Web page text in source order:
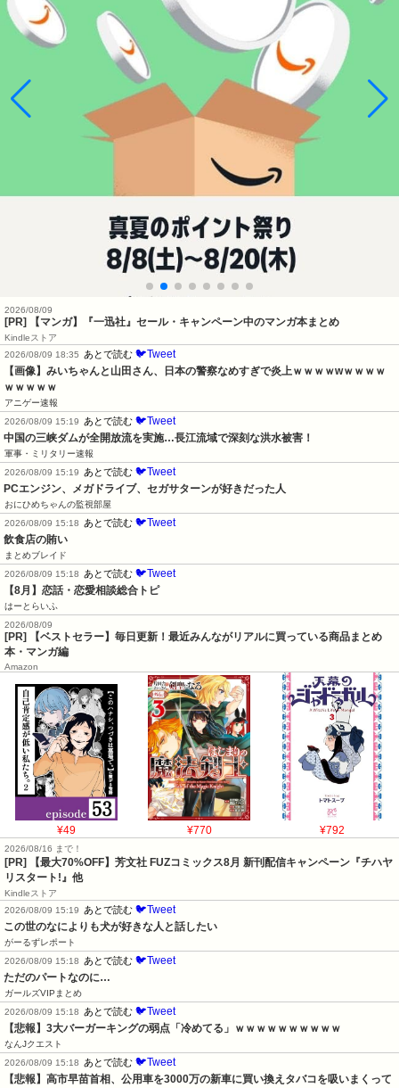
2026/08/09
[PR] 【マンガ】『一迅社』セール・キャンペーン中のマンガ本まとめ
Kindleストア
2026/08/09 18:35 あとで読む 🐦Tweet
【画像】みいちゃんと山田さん、日本の警察なめすぎで炎上ｗｗｗｗwｗｗｗｗ
ｗｗｗｗｗ
アニゲー速報
2026/08/09 15:19 あとで読む 🐦Tweet
中国の三峡ダムが全開放流を実施…長江流域で深刻な洪水被害！
軍事・ミリタリー速報
2026/08/09 15:19 あとで読む 🐦Tweet
PCエンジン、メガドライブ、セガサターンが好きだった人
おにひめちゃんの監視部屋
2026/08/09 15:18 あとで読む 🐦Tweet
飲食店の賄い
まとめブレイド
2026/08/09 15:18 あとで読む 🐦Tweet
【8月】恋話・恋愛相談総合トピ
はーとらいふ
2026/08/09
[PR] 【ベストセラー】毎日更新！最近みんながリアルに買っている商品まとめ
本・マンガ編
Amazon
¥49 ¥770 ¥792
2026/08/16 まで！
[PR] 【最大70%OFF】芳文社 FUZコミックス8月 新刊配信キャンペーン『チハヤ
リスタート!』他
Kindleストア
2026/08/09 15:19
あとで読む 🐦Tweet
この世のなによりも犬が好きな人と話したい
がーるずレポート
2026/08/09 15:18
あとで読む 🐦Tweet
ただのパートなのに…
ガールズVIPまとめ
2026/08/09 15:18
あとで読む 🐦Tweet
【悲報】3大バーガーキングの弱点「冷めてる」ｗｗｗｗｗｗｗｗｗｗ
なんJクエスト
2026/08/09 15:18
あとで読む 🐦Tweet
【悲報】高市早苗首相、公用車を3000万の新車に買い換えタバコを吸いまくって